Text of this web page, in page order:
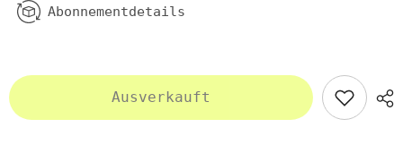
Abonnementdetails
Ausverkauft